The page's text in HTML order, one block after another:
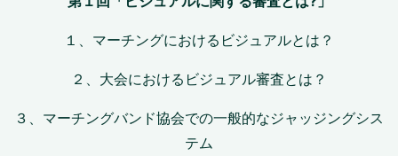
１、マーチングにおけるビジュアルとは？
２、大会におけるビジュアル審査とは？
３、マーチングバンド協会での一般的なジャッジングシス
テム